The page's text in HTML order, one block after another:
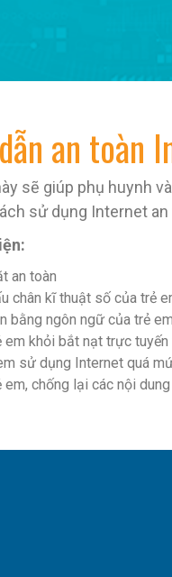
an toàn
sẽ giúp phụ huynh
sử dụng Internet
an toàn
chân kĩ thuật số của trẻ
bằng ngôn ngữ của trẻ em
em khỏi bắt nạt trực
sử dụng Internet quá
em, chống lại các nội